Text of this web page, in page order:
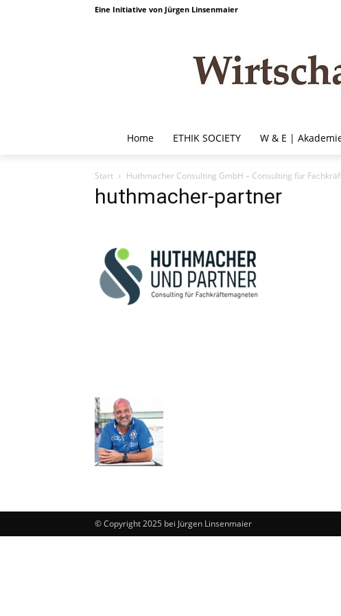
Eine Initiative von Jürgen Linsenmaier
Home ETHIK SOCIETY W & E |
Start Huthmacher Consulting GmbH – Consulting für
huthmacher-partner
© Copyright 2025 bei Jürgen Linsenmaier